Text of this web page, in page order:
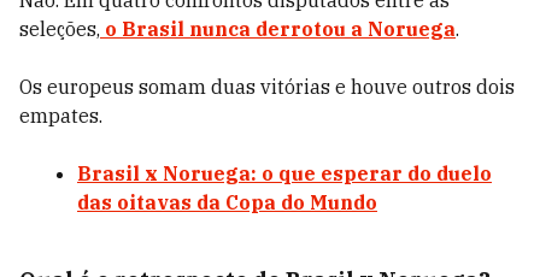
seleções, o Brasil nunca derrotou a Noruega.
Os europeus somam duas vitórias e houve outros dois
empates.
Brasil x Noruega: o que esperar do duelo
das oitavas da Copa do Mundo